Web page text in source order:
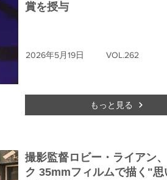
賞を授与
2026年5月19日 VOL.262
もっと見る
撮影監督ロビー・ライアン
ク 35mmフィルムで描く"思